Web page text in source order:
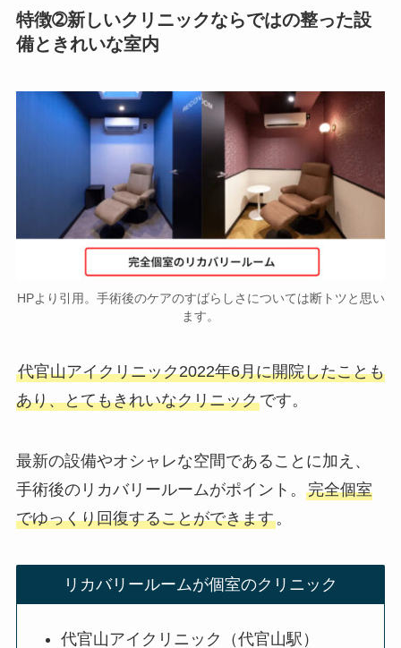
特徴➁新しいクリニックならではの整った設
備ときれいな室内
HPより引用。手術後のケアのすばらしさについては断トツと思い
ます。
代官山アイクリニック2022年6月に開院したことも
あり、とてもきれいなクリニックです。
最新の設備やオシャレな空間であることに加え、
手術後のリカバリールームがポイント。 完全個室
でゆっくり回復することができます。
リカバリールームが個室のクリニック
代官山アイクリニック（代官山駅）